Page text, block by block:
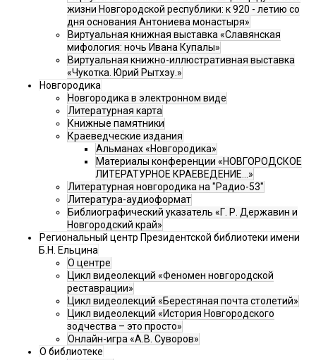
жизни Новгородской республики: к 920 - летию со
дня основания Антониева монастыря»
Виртуальная книжная выставка «Славянская
мифология: ночь Ивана Купалы»
Виртуальная книжно-иллюстративная выставка
«Чукотка. Юрий Рытхэу.»
Новгородика
Новгородика в электронном виде
Литературная карта
Книжные памятники
Краеведческие издания
Альманах «Новгородика»
Материалы конференции «НОВГОРОДСКОЕ
ЛИТЕРАТУРНОЕ КРАЕВЕДЕНИЕ...»
Литературная новгородика на "Радио-53"
Литература-аудиоформат
Библиографический указатель «Г. Р. Державин и
Новгородский край»
Региональный центр Президентской библиотеки имени
Б.Н. Ельцина
О центре
Цикл видеолекций «Феномен новгородской
реставрации»
Цикл видеолекций «Берестяная почта столетий»
Цикл видеолекций «История Новгородского
зодчества – это просто»
Онлайн-игра «А.В. Суворов»
О библиотеке